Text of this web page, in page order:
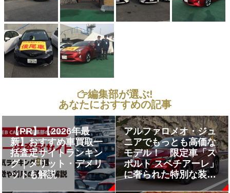
編集部が選ぶ!
あなたにおすすめの記事
【PR】【2026年最
新】おすすめ車買取一
括査定サイトランキン
グ｜メリット・デメリ
ットも解説
アルファロメオ・ジュ
ニアでもっとも高価な
モデル！ 限定車「ス
ポルト スペチアーレ」
に奢られた特別な装備
と525万円の価値とは